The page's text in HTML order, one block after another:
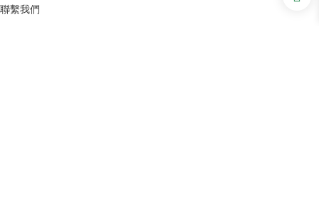
聯繫我們